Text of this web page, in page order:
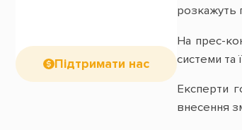
Підтримати нас
розкажуть
На прес-
системи та
Експерти
внесення